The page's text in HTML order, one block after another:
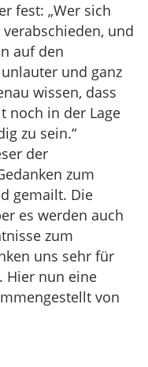
fest: „Wer sich
und
auf den
und ganz
wissen, dass
noch in der Lage
zu sein.“
der
zum
gemailt. Die
es werden auch
zum
uns sehr für
Hier nun eine
von